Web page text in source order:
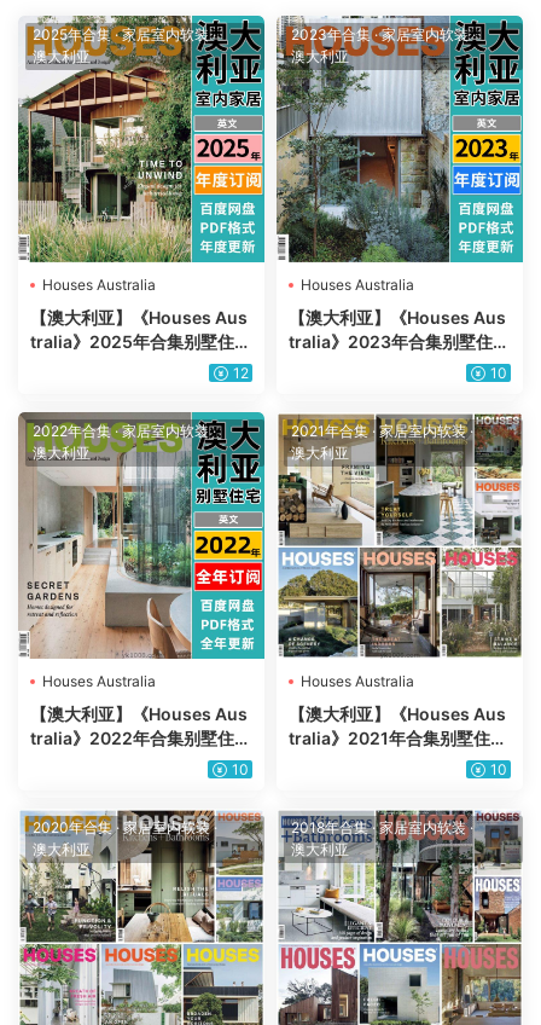
2025年合集·家居室内软装·
澳大利亚
Houses Australia
【澳大利亚】《Houses Aus
tralia》2025年合集别墅住宅
室内设计灵感创意设计PDF杂
12
2023年合集·家居室内软装·
澳大利亚
Houses Australia
【澳大利亚】《Houses Aus
tralia》2023年合集别墅住宅
室内设计灵感创意设计PDF杂
10
2022年合集·家居室内软装·
澳大利亚
Houses Australia
【澳大利亚】《Houses Aus
tralia》2022年合集别墅住宅
室内设计灵感创意设计PDF杂
10
2021年合集· 家居室内软装·
澳大利亚
Houses Australia
【澳大利亚】《Houses Aus
tralia》2021年合集别墅住宅
室内设计灵感创意设计PDF杂
10
2020年合集·家居室内软装·
澳大利亚
2018年合集·家居室内软装·
澳大利亚